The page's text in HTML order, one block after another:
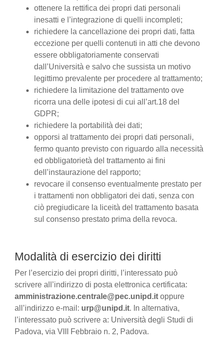
ottenere la rettifica dei propri dati personali
inesatti e l’integrazione di quelli incompleti;
richiedere la cancellazione dei propri dati, fatta
eccezione per quelli contenuti in atti che devono
essere obbligatoriamente conservati
dall’Università e salvo che sussista un motivo
legittimo prevalente per procedere al trattamento;
richiedere la limitazione del trattamento ove
ricorra una delle ipotesi di cui all’art.18 del
GDPR;
richiedere la portabilità dei dati;
opporsi al trattamento dei propri dati personali,
fermo quanto previsto con riguardo alla necessità
ed obbligatorietà del trattamento ai fini
dell’instaurazione del rapporto;
revocare il consenso eventualmente prestato per
i trattamenti non obbligatori dei dati, senza con
ciò pregiudicare la liceità del trattamento basata
sul consenso prestato prima della revoca.
Modalità di esercizio dei diritti
Per l’esercizio dei propri diritti, l’interessato può
scrivere all’indirizzo di posta elettronica certificata:
amministrazione.centrale@pec.unipd.it oppure
all’indirizzo e-mail: urp@unipd.it. In alternativa,
l’interessato può scrivere a: Università degli Studi di
Padova, via VIII Febbraio n. 2, Padova.